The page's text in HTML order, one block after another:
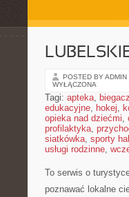
POSTED BY ADMIN
WYŁĄCZONA
Tagi: apteka,
edukacyjne, hokej,
opieka nad dziećmi,
profilaktyka,
siatkówka, sporty
usługi rodzinne,
To serwis o
poznawać lokalne